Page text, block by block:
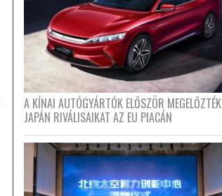
A KÍNAI AUTÓGYÁRTÓK ELŐSZÖR MEGELŐZTÉK
JAPÁN RIVÁLISAIKAT AZ EU PIACÁN